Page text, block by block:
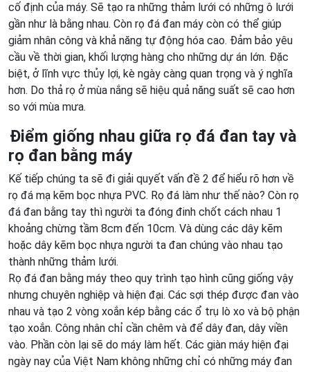
cố định của máy. Sẽ tạo ra những thảm lưới có những ô lưới
gần như là bằng nhau. Còn rọ đá đan máy còn có thể giúp
giảm nhân công và khả năng tự động hóa cao. Đảm bảo yêu
cầu về thời gian, khối lượng hàng cho những dự án lớn. Đặc
biệt, ở lĩnh vực thủy lợi, kè ngày càng quan trọng và ý nghĩa
hơn. Do thả rọ ở mùa nắng sẽ hiệu quả năng suất sẽ cao hơn
so với mùa mưa.
Điểm giống nhau giữa rọ đá đan tay và
rọ đan bằng máy
Kế tiếp chúng ta sẽ đi giải quyết vấn đề 2 để hiểu rõ hơn về
rọ đá mạ kẽm bọc nhựa PVC. Rọ đá làm như thế nào? Còn rọ
đá đan bằng tay thì người ta đóng đinh chốt cách nhau 1
khoảng chừng tầm 8cm đến 10cm. Và dùng các dây kẽm
hoặc dây kẽm bọc nhựa người ta đan chúng vào nhau tạo
thành những thảm lưới.
Rọ đá đan bằng máy theo quy trình tạo hình cũng giống vậy
nhưng chuyên nghiệp và hiện đại. Các sợi thép được đan vào
nhau và tạo 2 vòng xoắn kép bằng các ổ trụ lò xo và bộ phận
tạo xoắn. Công nhân chỉ cần chêm và để dây đan, dây viền
vào. Phần còn lại sẽ do máy làm hết. Các giàn máy hiện đại
ngày nay của Việt Nam không những chỉ có những máy đan